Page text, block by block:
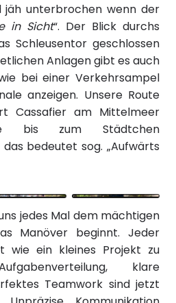
jäh unterbrochen wenn der
in Sicht“. Der Blick durchs
Schleusentor geschlossen
Anlagen gibt es auch
bei einer Verkehrsampel
anzeigen. Unsere Route
Cassafier am Mittelmeer
bis zum Städtchen
bedeutet sog. „Aufwärts
jedes Mal dem mächtigen
Manöver beginnt. Jeder
wie ein kleines Projekt zu
klare
Teamwork sind jetzt